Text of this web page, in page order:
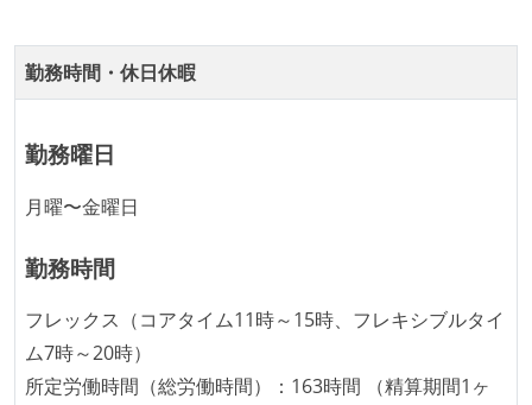
情報共有ツール
その他
amazon-web-services
参加している
タスクの見積もりは、実装を担当するメンバーが中心
プロダクトの開発言語やフレームワークなど主要な構
ていない
コード品質向上のための取り組み
「リファクタリングは随時行われるべき」という価値
観をメンバー全員が共有しており、日常的に実施して
いる
勤務時間・休日休暇
勤務曜日
月曜〜金曜日
勤務時間
フレックス（コアタイム11時～15時、フレキシブルタイ
ム7時～20時）
所定労働時間（総労働時間）：163時間 （精算期間1ヶ